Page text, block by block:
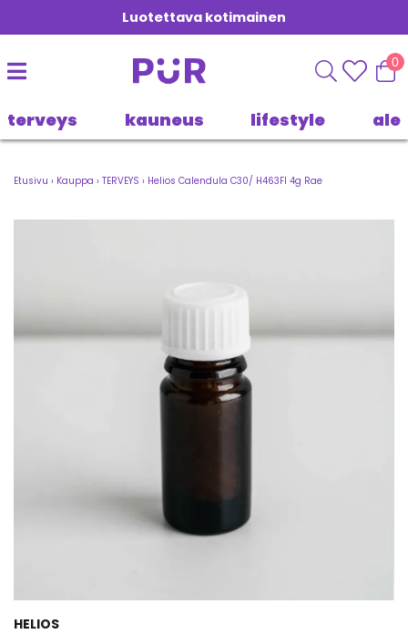
Luotettava kotimainen
0
terveys kauneus lifestyle ale
Etusivu › Kauppa › TERVEYS › Helios Calendula C30/ H463FI 4g Rae
HELIOS